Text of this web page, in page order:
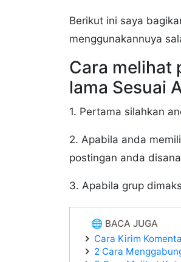
Berikut ini saya
menggunakannuya
Cara melihat
lama Sesuai
1. Pertama silahkan
2. Apabila anda
postingan anda disana
3. Apabila grup
🌐 BACA JUGA
Cara Kirim
2 Cara